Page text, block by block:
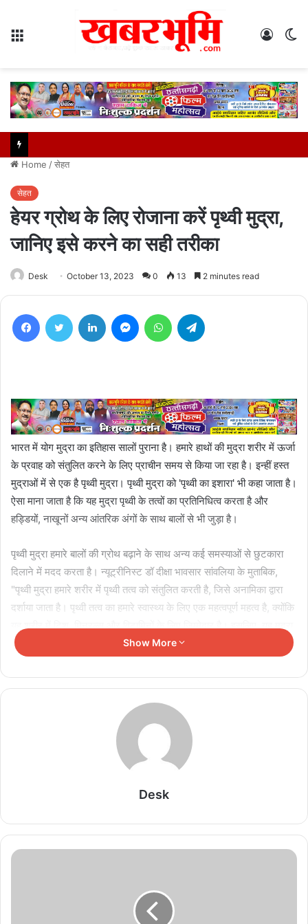
Log
Home /सेहत
सेहत
हेयर ग्रोथ के लिए रोजाना करें पृथ्वी मुद्रा,
जानिए इसे करने का सही तरीका
Desk October 13, 2023 0 13 2 minutes read
FacebookTwitter LinkedIn MessengerWhatsApp
भारत में योग मुद्रा का इतिहास सालों पुराना है। हमारे हाथों की मुद्रा शरीर में ऊर्जा
के प्रवाह को संतुलित करने के लिए प्राचीन समय से किया जा रहा है। इन्हीं हस्त
मुद्राओं में से एक है पृथ्वी मुद्रा। पृथ्वी मुद्रा को 'पृथ्वी का इशारा' भी कहा जाता है।
ऐसा माना जाता है कि यह मुद्रा पृथ्वी के तत्वों का प्रतिनिधित्व करता है और
हड्डियों, नाखूनों अन्य आंतरिक अंगों के साथ बालों से भी जुड़ा है।
पृथ्वी मुद्रा हमारे बालों की ग्रोथ बढ़ाने के साथ अन्य कई समस्याओं से छुटकारा
दिलाने में मदद करता है। न्यूट्रीनिस्ट डॉ दीक्षा भावसार सांवलिया के मुताबिक,
"पृथ्वी मुद्रा हमारे शरीर में पृथ्वी तत्व को संतुलित करती है, जिसे अनामिका द्वारा
दर्शाया जाता है। पृथ्वी तत्व का हमारे स्वास्थ्य के लिए एक महत्वपूर्ण महत्व है, क्योंकि
बालों, हड्डियों, मांसपेशियों, नाखूनों, टेंडन, आंतरिक अंगों और स्किन पर काम
करने वाली किसी भी उपचार पद्धति का तरीका हो सकता है।"
शरीर दे रहा ये 6 संकेत, नजरअंदाज करना पड़ सकता है भारी
August 5, 2026
जींस और डेनिम में क्या है फर्क? जानिए दोनों के नाम और
August 3, 2026
August 2, 2026
Show More
Desk